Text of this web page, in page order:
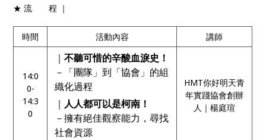
★ 流 程 ｜
時間 活動內容 講師
14:0
0-
14:3
0
｜不聽可惜的辛酸血淚史！
－「團隊」到「協會」的組
織化過程
｜ 人人都可以是柯南！
－擁有絕佳觀察能力，尋找
社會資源
HMT你好明天青
年實踐協會創辦
人｜楊庭瑄